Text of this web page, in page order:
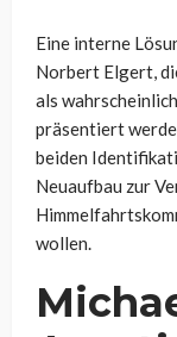
Eine interne
Norbert Elgert,
als
präsentiert
beiden
Neuaufbau zur
wollen.